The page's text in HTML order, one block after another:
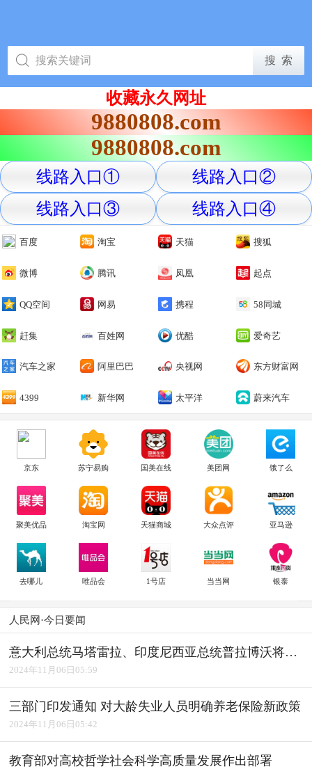
收藏永久网址
9880808.com
9880808.com
线路入口①
线路入口②
线路入口③
线路入口④
百度 淘宝 天猫 搜狐
微博 腾讯 凤凰 起点
QQ空间 网易 携程 58同城
赶集 百姓网 优酷 爱奇艺
汽车之家 阿里巴巴 央视网 东方财富网
4399 新华网 太平洋 蔚来汽车
京东 苏宁易购 国美在线 美团网 饿了么
聚美优品 淘宝网 天猫商城 大众点评 亚马逊
去哪儿 唯品会 1号店 当当网 银泰
人民网·今日要闻
意大利总统马塔雷拉、印度尼西亚总统普拉博沃将访华
2024年11月06日05:59
三部门印发通知 对大龄失业人员明确养老保险新政策
2024年11月06日05:42
教育部对高校哲学社会科学高质量发展作出部署